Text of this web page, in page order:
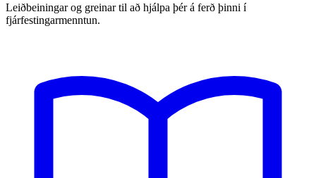
Leiðbeiningar og greinar til að hjálpa þér á ferð þinni í
fjárfestingarmenntun.